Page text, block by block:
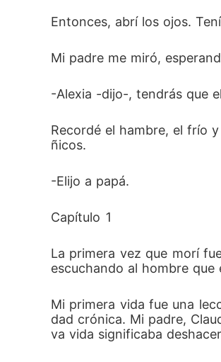
Recordé el hambre, el frío
Entonces, abrí los ojos.
Mi padre me miró,
-Alexia -dijo-, tendrás que
Recordé el hambre, el frío
ñicos.
-Elijo a papá.
Capítulo 1
La primera vez que morí
escuchando al hombre
Mi primera vida fue una
dad crónica. Mi padre,
va vida significaba